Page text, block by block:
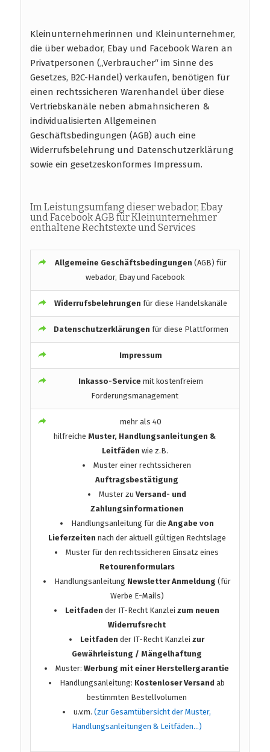
Kleinunternehmerinnen und Kleinunternehmer,
die über webador, Ebay und Facebook Waren an
Privatpersonen („Verbraucher“ im Sinne des
Gesetzes, B2C-Handel) verkaufen, benötigen für
einen rechtssicheren Warenhandel über diese
Vertriebskanäle neben abmahnsicheren &
individualisierten Allgemeinen
Geschäftsbedingungen (AGB) auch eine
Widerrufsbelehrung und Datenschutzerklärung
sowie ein gesetzeskonformes Impressum.
Im Leistungsumfang dieser webador, Ebay
und Facebook AGB für Kleinunternehmer
enthaltene Rechtstexte und Services
Allgemeine Geschäftsbedingungen (AGB) für
webador, Ebay und Facebook
Widerrufsbelehrungenfür diese Handelskanäle
Datenschutzerklärungen für diese Plattformen
Impressum
Inkasso-Service mit kostenfreiem
Forderungsmanagement
mehr als 40
hilfreicheMuster, Handlungsanleitungen &
Leitfäden wie z.B.
Muster einer rechtssicheren
Auftragsbestätigung
Muster zu Versand- und
Zahlungsinformationen
Handlungsanleitung für die Angabe von
Lieferzeiten nach der aktuell gültigen Rechtslage
Muster für den rechtssicheren Einsatz eines
Retourenformulars
Handlungsanleitung Newsletter Anmeldung (für
Werbe E-Mails)
Leitfaden der IT-Recht Kanzleizum neuen
Widerrufsrecht
Leitfaden der IT-Recht Kanzleizur
Gewährleistung / Mängelhaftung
Muster:Werbung mit einer Herstellergarantie
Handlungsanleitung: Kostenloser Versand ab
bestimmten Bestellvolumen
u.v.m.(zur Gesamtübersicht der Muster,
Handlungsanleitungen & Leitfäden…)